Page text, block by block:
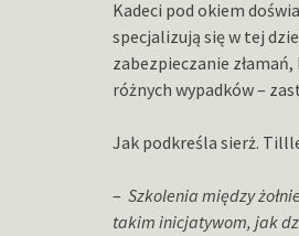
Kadeci pod okiem
specjalizują się w tej
zabezpieczanie
różnych wypadków –
Jak podkreśla sierż.
– Szkolenia między
takim inicjatywom, jak